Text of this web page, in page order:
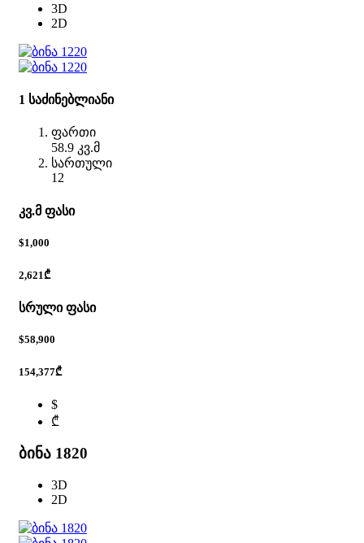
3D
2D
1 საძინებლიანი
ფართი
58.9 კვ.მ
სართული
12
კვ.მ ფასი
$1,000
2,621₾
სრული ფასი
$58,900
154,377₾
$
₾
ბინა 1820
3D
2D